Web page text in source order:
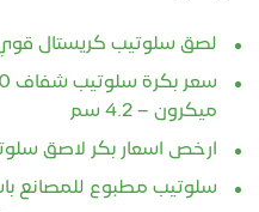
لصق سلوتيب كريستال
ميكرون – 4.2 سم
ارخص اسعار بكر لاصق
سلوتيب مطبوع للمصانع